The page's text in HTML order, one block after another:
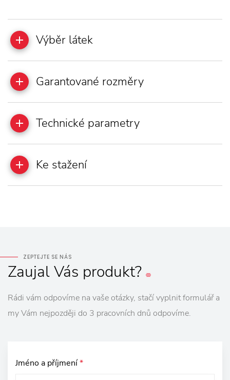
Výběr látek
Garantované rozměry
Technické parametry
Ke stažení
ZEPTEJTE SE NÁS
ZaujalVás produkt?
Rádi vám odpovíme na vaše otázky, stačí vyplnit formulář a
my Vám nejpozději do 3 pracovních dnů odpovíme.
Jméno a příjmení*